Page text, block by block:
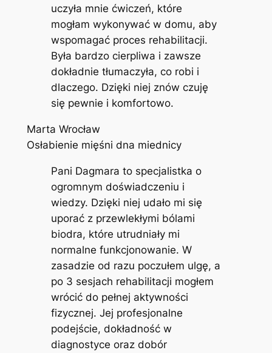
uczyła mnie ćwiczeń, które
mogłam wykonywać w domu, aby
wspomagać proces rehabilitacji.
Była bardzo cierpliwa i zawsze
dokładnie tłumaczyła, co robi i
dlaczego. Dzięki niej znów czuję
się pewnie i komfortowo.
Marta Wrocław
Osłabienie mięśni dna miednicy
Pani Dagmara to specjalistka o
ogromnym doświadczeniu i
wiedzy. Dzięki niej udało mi się
uporać z przewlekłymi bólami
biodra, które utrudniały mi
normalne funkcjonowanie. W
zasadzie od razu poczułem ulgę, a
po 3 sesjach rehabilitacji mogłem
wrócić do pełnej aktywności
fizycznej. Jej profesjonalne
podejście, dokładność w
diagnostyce oraz dobór